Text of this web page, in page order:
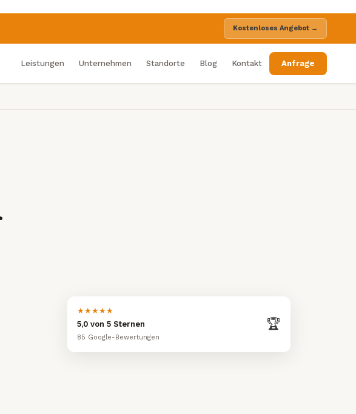
Kostenloses Angebot →
Leistungen Unternehmen Standorte Blog Kontakt Anfrage
★★★★★
5,0 von 5 Sternen
85 Google-Bewertungen
🏆